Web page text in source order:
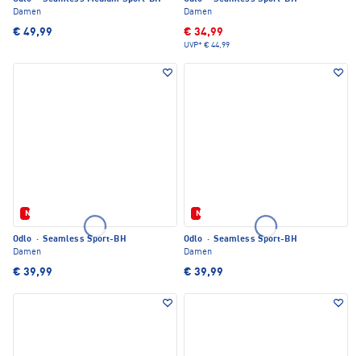
Damen
€ 49,99
Damen
€ 34,99
UVP* € 44,99
Neu
Odlo · Seamless Sport-BH
Damen
€ 39,99
Neu
Odlo · Seamless Sport-BH
Damen
€ 39,99